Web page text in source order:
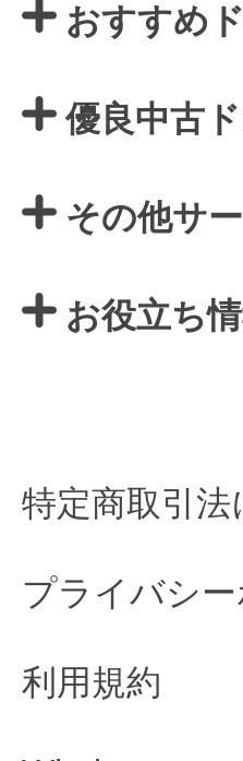
おすすめ
優良中古
その他サ
お役立ち
特定商取引
プライバシ
利用規約